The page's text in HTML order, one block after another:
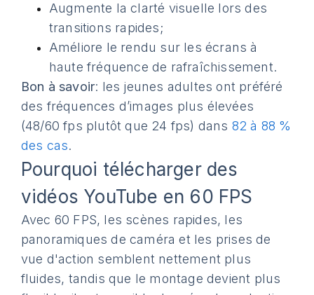
Augmente la clarté visuelle lors des
transitions rapides;
Améliore le rendu sur les écrans à
haute fréquence de rafraîchissement.
Bon à savoir: les jeunes adultes ont préféré
des fréquences d’images plus élevées
(48/60 fps plutôt que 24 fps) dans 82 à 88 %
des cas.
Pourquoi télécharger des
vidéos YouTube en 60 FPS
Avec 60 FPS, les scènes rapides, les
panoramiques de caméra et les prises de
vue d'action semblent nettement plus
fluides, tandis que le montage devient plus